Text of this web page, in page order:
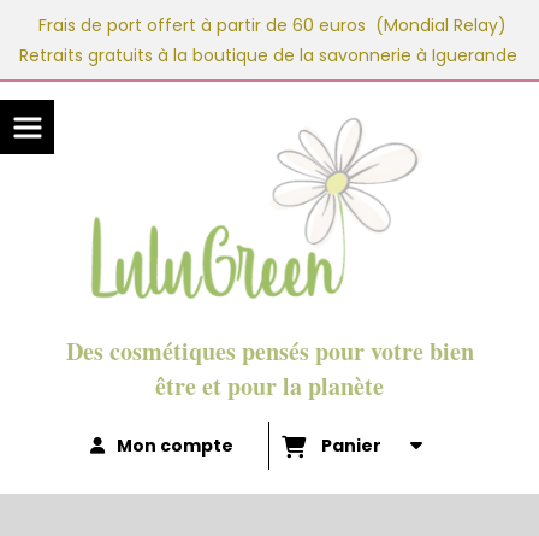
Frais de port offert à partir de 60 euros (Mondial Relay)
Retraits gratuits à la boutique de la savonnerie à Iguerande
Des cosmétiques pensés pour votre bien
être et pour la planète
Mon compte Panier